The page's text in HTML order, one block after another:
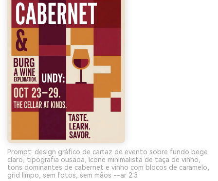
Prompt: design gráfico de cartaz de evento sobre fundo bege
claro, tipografia ousada, ícone minimalista de taça de vinho,
tons dominantes de cabernet e vinho com blocos de caramelo,
grid limpo, sem fotos, sem mãos --ar 2:3